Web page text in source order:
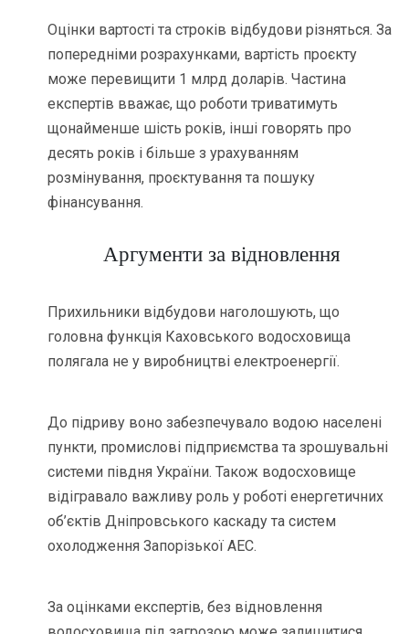
Оцінки вартості та строків відбудови різняться. За
попередніми розрахунками, вартість проєкту
може перевищити 1 млрд доларів. Частина
експертів вважає, що роботи триватимуть
щонайменше шість років, інші говорять про
десять років і більше з урахуванням
розмінування, проєктування та пошуку
фінансування.
Аргументи за відновлення
Прихильники відбудови наголошують, що
головна функція Каховського водосховища
полягала не у виробництві електроенергії.
До підриву воно забезпечувало водою населені
пункти, промислові підприємства та зрошувальні
системи півдня України. Також водосховище
відігравало важливу роль у роботі енергетичних
об’єктів Дніпровського каскаду та систем
охолодження Запорізької АЕС.
За оцінками експертів, без відновлення